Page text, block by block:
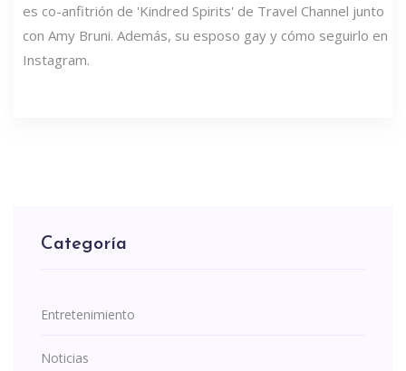
es co-anfitrión de 'Kindred Spirits' de Travel Channel junto
con Amy Bruni. Además, su esposo gay y cómo seguirlo en
Instagram.
Categoría
Entretenimiento
Noticias